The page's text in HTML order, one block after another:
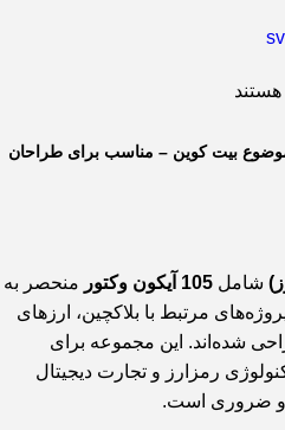
وکتور با موضوع بیت کوین – مناسب برای طراحان
شامل 105 آیکون وکتور
منحصر به
مرتبط با بلاکچین، ارزهای
شده‌اند. این مجموعه برای
رمزارز و تجارت دیجیتال
و ضروری است.